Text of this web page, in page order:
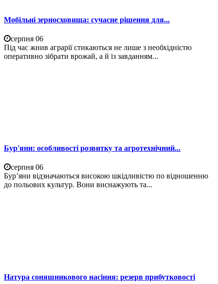
Мобільні зерносховища: сучасне рішення для...
серпня 06
Під час жнив аграрії стикаються не лише з необхідністю
оперативно зібрати врожай, а й із завданням...
Бур'яни: особливості розвитку та агротехнічний...
серпня 06
Бур’яни відзначаються високою шкідливістю по відношенню
до польових культур. Вони виснажують та...
Натура соняшникового насіння: резерв прибутковості